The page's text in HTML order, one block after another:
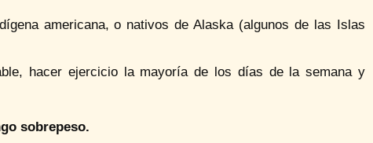
americana, o nativos de Alaska (algunos de las Islas
hacer ejercicio la mayoría de los días de la semana y
sobrepeso.